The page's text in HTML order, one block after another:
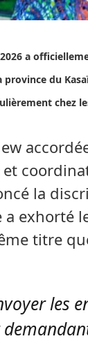
a
province du
chez
la
a exhorté
titre
les